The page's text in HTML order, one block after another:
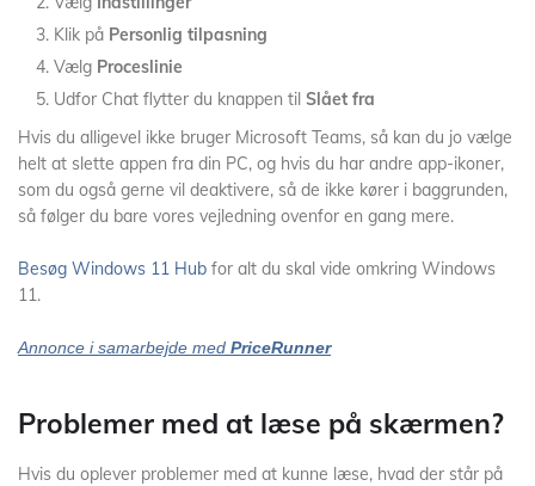
Klik på Personlig tilpasning
Vælg Proceslinie
Udfor Chat flytter du knappen til Slået fra
Hvis du alligevel ikke bruger Microsoft Teams, så kan du jo vælge
helt at slette appen fra din PC, og hvis du har andre app-ikoner,
som du også gerne vil deaktivere, så de ikke kører i baggrunden,
så følger du bare vores vejledning ovenfor en gang mere.
Besøg Windows 11 Hub for alt du skal vide omkring Windows
11.
Annonce i samarbejde med PriceRunner
Problemer med at læse på skærmen?
Hvis du oplever problemer med at kunne læse, hvad der står på